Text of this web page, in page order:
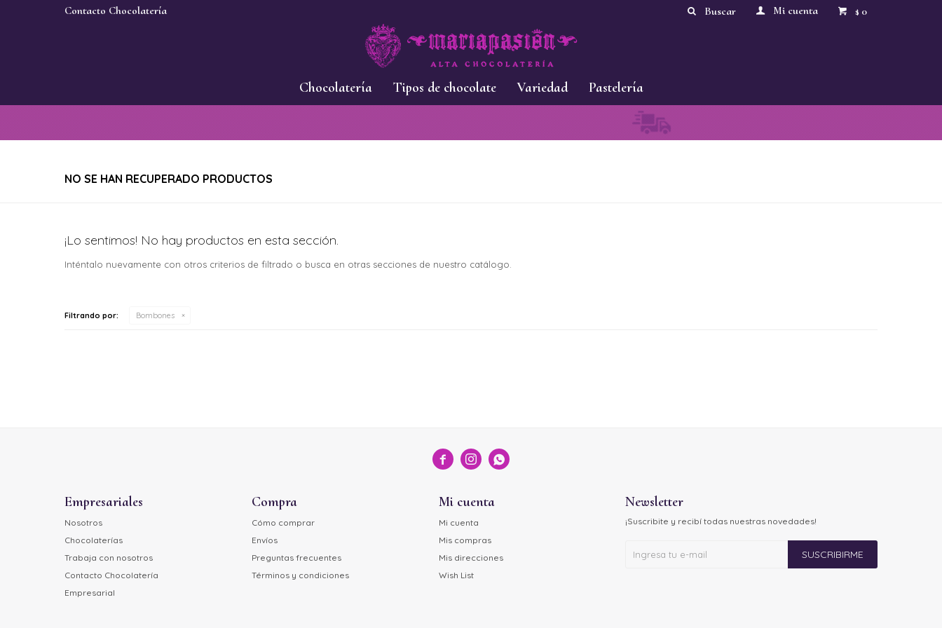
Chocolatería Tipos de chocolate Variedad Pastelería
$ 0
Contacto Chocolatería
NO SE HAN RECUPERADO PRODUCTOS
¡Lo sentimos! No hay productos en esta sección.
Inténtalo nuevamente con otros criterios de filtrado o busca en otras secciones de nuestro catálogo.
Filtrando por: Bombones
  
Empresariales
Nosotros
Chocolaterías
Trabaja con nosotros
Contacto Chocolatería
Empresarial
Compra
Cómo comprar
Envíos
Preguntas frecuentes
Términos y condiciones
Mi cuenta
Mi cuenta
Mis compras
Mis direcciones
Wish List
Newsletter
¡Suscribite y recibí todas nuestras novedades!
SUSCRIBIRME